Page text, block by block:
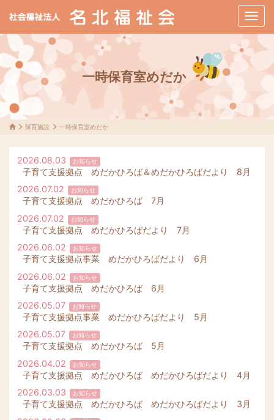
メ
ニ
ュ
ー
一時保育室めだか
保育施設 一時保育室めだか
2026.08.03 お知らせ
子育て支援拠点 めだかひろば＆めだかひろばだより 8月
2026.07.02
お知らせ
子育て支援拠点 めだかひろば 7月
2026.07.02
お知らせ
子育て支援拠点 めだかひろばだより 7月
2026.06.02
お知らせ
子育て支援拠点事業 めだかひろばだより 6月
2026.06.02
お知らせ
子育て支援拠点 めだかひろば 6月
2026.05.07
お知らせ
子育て支援拠点事業 めだかひろばだより 5月
2026.05.07
お知らせ
子育て支援拠点 めだかひろば 5月
2026.04.02
お知らせ
子育て支援拠点 めだかひろば めだかひろばだより 4月
2026.03.03
お知らせ
子育て支援拠点 めだかひろば めだかひろばだより 3月